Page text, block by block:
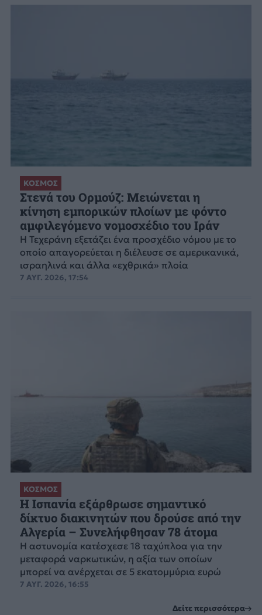
ΚΟΣΜΟΣ
Στενά του Ορμούζ: Μειώνεται η
κίνηση εμπορικών πλοίων με φόντο
αμφιλεγόμενο νομοσχέδιο του Ιράν
Η Τεχεράνη εξετάζει ένα προσχέδιο νόμου με το
οποίο απαγορεύεται η διέλευσε σε αμερικανικά,
ισραηλινά και άλλα «εχθρικά» πλοία
7 ΑΥΓ. 2026, 17:54
ΚΟΣΜΟΣ
Η Ισπανία εξάρθρωσε σημαντικό
δίκτυο διακινητών που δρούσε από την
Αλγερία – Συνελήφθησαν 78 άτομα
Η αστυνομία κατέσχεσε 18 ταχύπλοα για την
μεταφορά ναρκωτικών, η αξία των οποίων
μπορεί να ανέρχεται σε 5 εκατομμύρια ευρώ
7 ΑΥΓ. 2026, 16:55
Δείτε περισσότερα